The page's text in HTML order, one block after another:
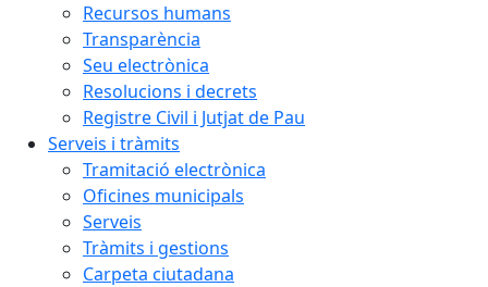
Recursos humans
Transparència
Seu electrònica
Resolucions i decrets
Registre Civil i Jutjat de Pau
Serveis i tràmits
Tramitació electrònica
Oficines municipals
Serveis
Tràmits i gestions
Carpeta ciutadana